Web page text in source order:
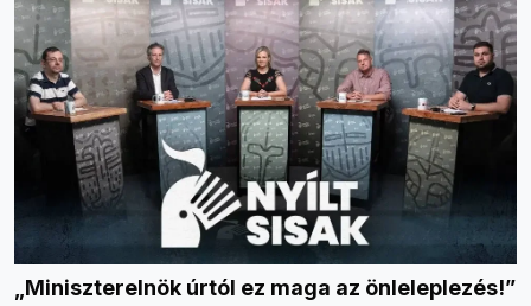
„Miniszterelnök úrtól ez maga az önleleplezés!”